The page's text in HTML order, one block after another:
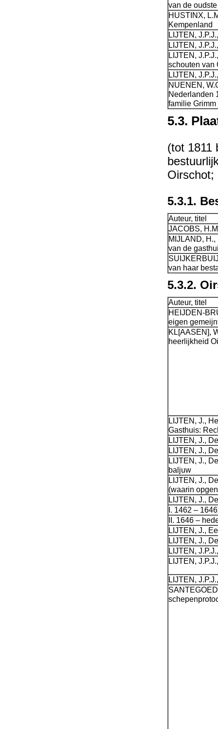
van de
HUSTINX,
Kempenland
LIJTEN,
LIJTEN,
LIJTEN,
schouten van
LIJTEN,
NUENEN,
Nederlanden
familie Grimm
5.3.
(tot 1811
Oirschot;
5.3.1.
Auteur, titel
JACOBS,
MIJLAND,
van de
van haar
5.3.2.
Auteur, titel
HEIJDEN-
eigen
KL[AASEN],
heerlijkheid
LIJTEN, J.,
Gasthuis:
LIJTEN, J.,
LIJTEN, J.,
LIJTEN, J.,
baljuw
LIJTEN, J.,
(waarin
LIJTEN, J.,
I. 1462 – 1646
II. 1646 –
LIJTEN, J.,
LIJTEN, J.,
LIJTEN,
LIJTEN,
LIJTEN,